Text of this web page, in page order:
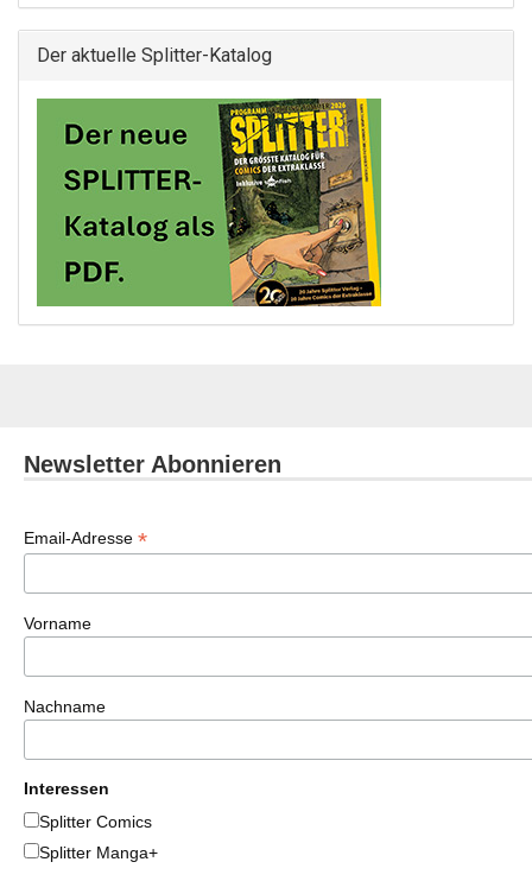
Der aktuelle Splitter-Katalog
Newsletter Abonnieren
Email-Adresse *
Vorname
Nachname
Interessen
Splitter Comics
Splitter Manga+